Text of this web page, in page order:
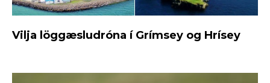
Vilja löggæsludróna í Grímsey og Hrísey